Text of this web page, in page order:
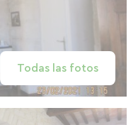
Todas las fotos